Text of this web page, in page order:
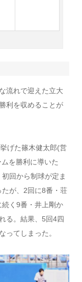
流れで迎えた立大
利を収めることが
げた篠木健太郎(営
を勝利に導いた
回から制球が定ま
が、2回に8番・荘
く9番・井上剛か
る。結果、5回4四
ってしまった。